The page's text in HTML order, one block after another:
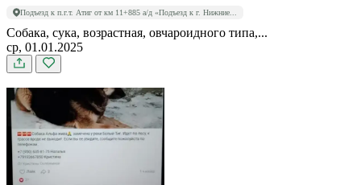
Подъезд к п.г.т. Атиг от км 11+885 а/д «Подъезд к г. Нижние...
Собака, сука, возрастная, овчароидного типа,...
ср, 01.01.2025